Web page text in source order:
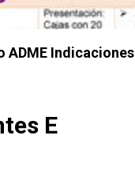
ADME Indicaciones
E